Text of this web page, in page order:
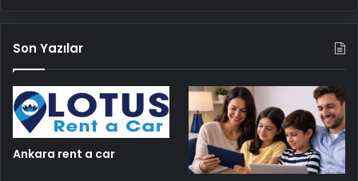
Son Yazılar
Ankara rent a car